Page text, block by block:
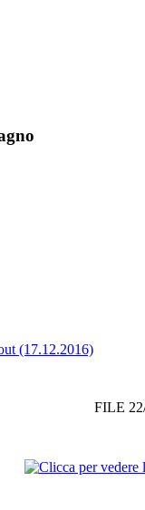
(17.12.2016)
FILE